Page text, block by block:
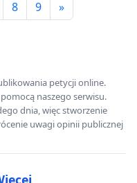
8 9 »
petycji online.
naszego serwisu.
dnia, więc stworzenie
uwagi opinii publicznej